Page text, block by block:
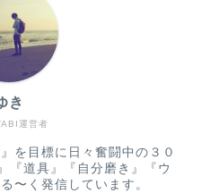
運営者
き
を目標に日々奮闘中の３０
『道具』『自分磨き』『ウ
〜く発信しています。